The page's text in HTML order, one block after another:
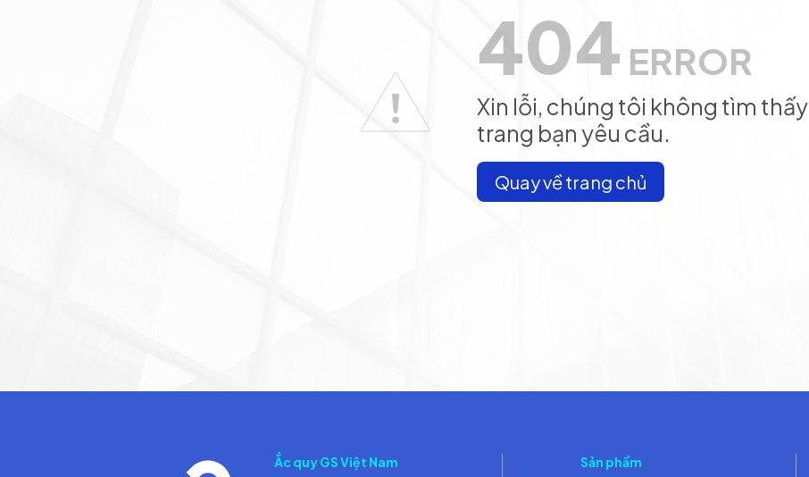
404 ERROR
Xin lỗi, chúng tôi không tìm thấy
trang bạn yêu cầu.
Quay về trang chủ
Ắc quy GS Việt Nam Sản phẩm